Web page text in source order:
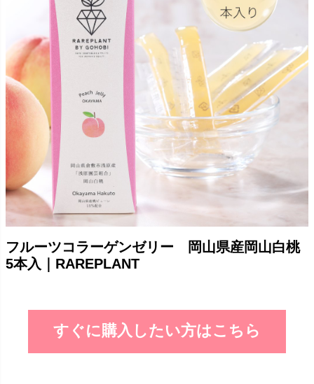
フルーツコラーゲンゼリー 岡山県産岡山白桃
5本入｜RAREPLANT
すぐに購入したい方はこちら